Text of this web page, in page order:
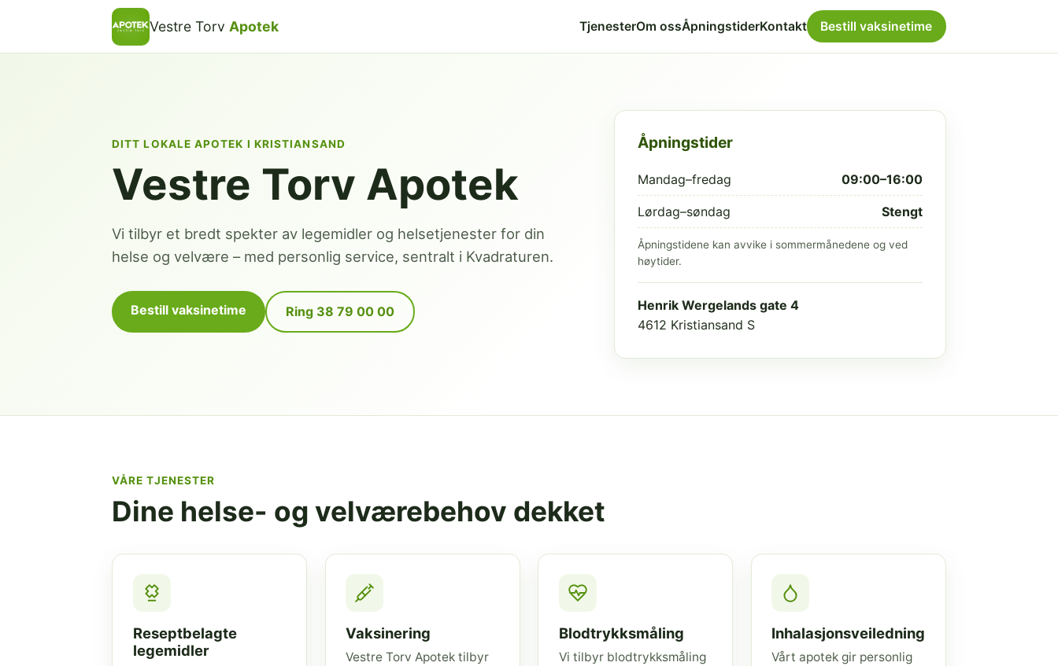
Vestre Torv Apotek TjenesterOm ossÅpningstiderKontakt Bestill vaksinetime
DITT LOKALE APOTEK I KRISTIANSAND
Vestre Torv Apotek
Vi tilbyr et bredt spekter av legemidler og helsetjenester for din
helse og velvære – med personlig service, sentralt i Kvadraturen.
Bestill vaksinetime Ring 38 79 00 00
Åpningstider
Mandag–fredag 09:00–16:00
Lørdag–søndag Stengt
Åpningstidene kan avvike i sommermånedene og ved
høytider.
Henrik Wergelands gate 4
4612 Kristiansand S
VÅRE TJENESTER
Dine helse- og velværebehov dekket
Reseptbelagte
legemidler
Vaksinering
Vestre Torv Apotek tilbyr
Blodtrykksmåling
Vi tilbyr blodtrykksmåling
Inhalasjonsveiledning
Vårt apotek gir personlig